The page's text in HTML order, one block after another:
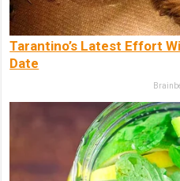
Tarantino’s Latest Effort
Date